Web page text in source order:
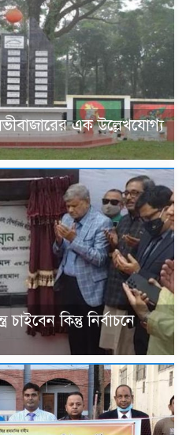
এক উল্লেখযোগ্য
কিন্তু নির্বাচনে